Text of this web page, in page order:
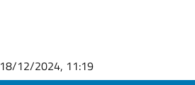
18/12/2024, 11:19